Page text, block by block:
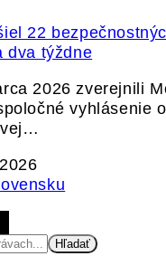
22
dva týždne
2026 zverejnili
vyhlásenie